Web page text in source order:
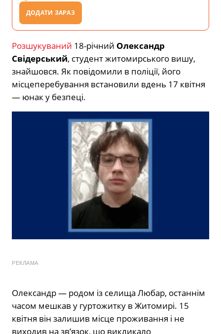
ДОДАТИ ЗАРАЗ
Розшукуваний 18-річний Олександр
Свідерський, студент житомирського вишу,
знайшовся. Як повідомили в поліції, його
місцеперебування встановили вдень 17 квітня
— юнак у безпеці.
РЕКЛАМА
Олександр — родом із селища Любар, останнім
часом мешкав у гуртожитку в Житомирі. 15
квітня він залишив місце проживання і не
виходив на зв’язок, що викликало